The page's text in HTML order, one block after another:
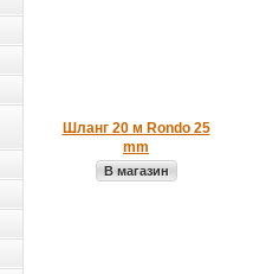
Шланг 20 м Rondo 25
mm
В магазин